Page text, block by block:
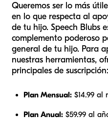
Queremos ser lo más
en lo que respecta al
de tu hijo. Speech Blubs
complemento poderoso
general de tu hijo. Para
nuestras herramientas,
principales de suscripción:
Plan Mensual: $14.99 al
Plan Anual: $59.99 al